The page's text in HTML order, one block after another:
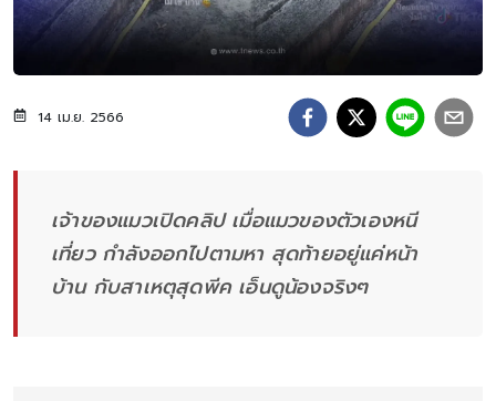
14 เม.ย. 2566
เจ้าของแมวเปิดคลิป เมื่อแมวของตัวเองหนี
เที่ยว กำลังออกไปตามหา สุดท้ายอยู่แค่หน้า
บ้าน กับสาเหตุสุดพีค เอ็นดูน้องจริงๆ